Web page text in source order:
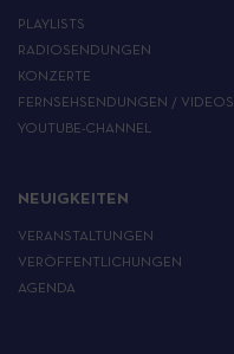
PLAYLISTS
RADIOSENDUNGEN
KONZERTE
FERNSEHSENDUNGEN / VIDEOS
YOUTUBE-CHANNEL
NEUIGKEITEN
VERANSTALTUNGEN
VERÖFFENTLICHUNGEN
AGENDA